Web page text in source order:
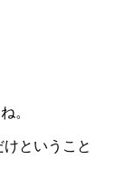
。
ということ